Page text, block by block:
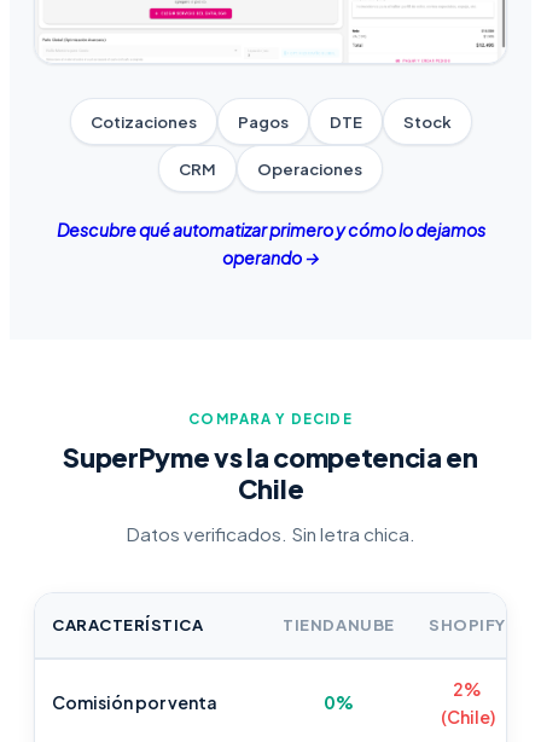
Cotizaciones Pagos DTE Stock
CRM Operaciones
Descubre qué automatizar primero y cómo lo dejamos
operando →
COMPARA Y DECIDE
SuperPyme vs la competencia en
Chile
Datos verificados. Sin letra chica.
CARACTERÍSTICA TIENDANUBE SHOPIFY
Comisión por venta 0%
2%
(Chile)